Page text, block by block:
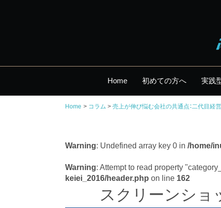
Home 初めての方へ 実践
Home コラム 売上が伸び悩む会社の共通点：二代目経
Warning: Undefined array key 0 in /home/
Warning: Attempt to read property
keiei_2016/header.php on line 162
スクリーンショ